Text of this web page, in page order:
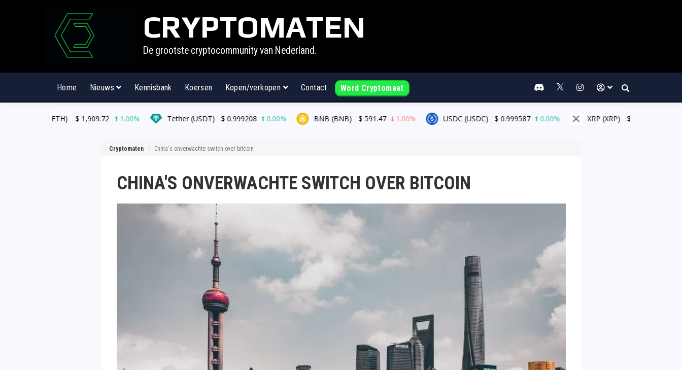
CRYPTOMATEN
De grootste cryptocommunity van Nederland.
Home Nieuws Kennisbank Koersen Kopen/verkopen Contact Word Cryptomaat
1,909.72 1.00% Tether (USDT) $0.999208 0.00% BNB (BNB) $ 591.47 1.00% USDC (USDC) $0.999587 0.00% XRP (XRP) $1.04 2.40%
Cryptomaten China's onverwachte switch over bitcoin
CHINA'S ONVERWACHTE SWITCH OVER BITCOIN